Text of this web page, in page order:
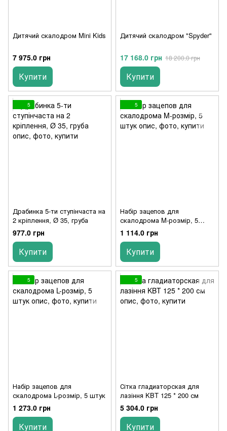
Дитячий скалодром Mini Kids
7 975.0 грн
Купити
Дитячий скалодром "Spyder"
17 168.0 грн 18 200.0 грн
Купити
5
Драбинка 5-ти ступінчаста на
2 кріплення, Ø 35, груба
977.0 грн
Купити
5
Набір зацепов для
скалодрома M-розмір, 5
штук
1 114.0 грн
Купити
5
Набір зацепов для
скалодрома L-розмір, 5 штук
1 273.0 грн
Купити
5
Сітка гладиаторская для
лазіння KBT 125 * 200 см
5 304.0 грн
Купити